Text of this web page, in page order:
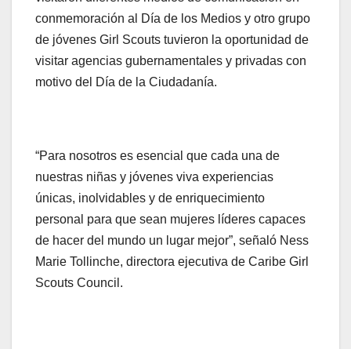
conmemoración al Día de los Medios y otro grupo
de jóvenes Girl Scouts tuvieron la oportunidad de
visitar agencias gubernamentales y privadas con
motivo del Día de la Ciudadanía.
“Para nosotros es esencial que cada una de
nuestras niñas y jóvenes viva experiencias
únicas, inolvidables y de enriquecimiento
personal para que sean mujeres líderes capaces
de hacer del mundo un lugar mejor”, señaló Ness
Marie Tollinche, directora ejecutiva de Caribe Girl
Scouts Council.